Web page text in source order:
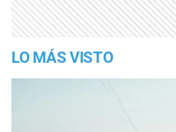
LO MÁS VISTO